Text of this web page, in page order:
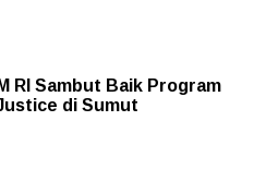
RI Sambut Baik Program
di Sumut